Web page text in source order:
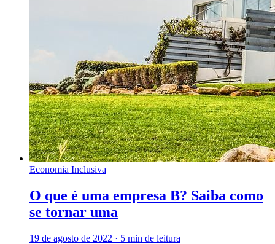
Economia Inclusiva
O que é uma empresa B? Saiba como
se tornar uma
19 de agosto de 2022 · 5 min de leitura